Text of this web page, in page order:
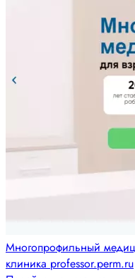
Многопрофильный
клиника professor.perm.ru